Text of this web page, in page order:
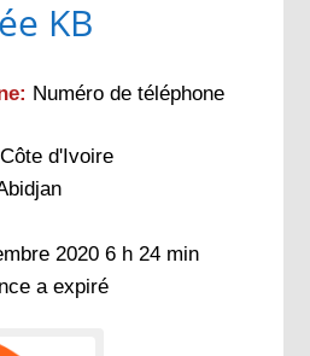
KB
Numéro de téléphone
Côte d'Ivoire
2020 6 h 24 min
a expiré